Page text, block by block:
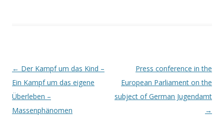
Beitrags-
Navigation
← Der Kampf um das Kind –
Ein Kampf um das eigene
Überleben –
Massenphänomen
Press conference in the
European Parliament on the
subject of German Jugendamt
→